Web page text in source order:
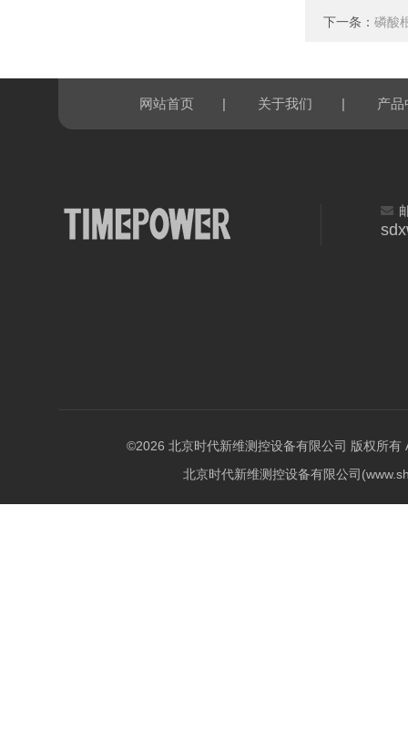
下一条： 磷酸
网站首页 | 关于我们 | 产品
©2026 北京时代新维测控设备有限公司 版权所有
北京时代新维测控设备有限公司